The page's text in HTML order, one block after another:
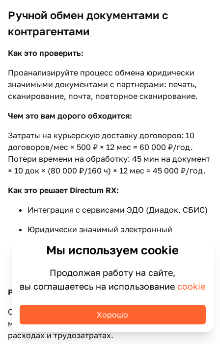
Ручной обмен документами с
контрагентами
Как это проверить:
Проанализируйте процесс обмена юридически
значимыми документами с партнерами: печать,
сканирование, почта, повторное сканирование.
Чем это вам дорого обходится:
Затраты на курьерскую доставку договоров: 10
договоров/мес × 500 ₽ × 12 мес = 60 000 ₽/год.
Потери времени на обработку: 45 мин на документ
× 10 док × (80 000 ₽/160 ч) × 12 мес = 45 000 ₽/год.
Как это решает Directum RX:
Интеграция с сервисами ЭДО (Диадок, СБИС)
Юридически значимый электронный
документов от контрагентов
Результат после внедрения:
Сокращение времени обмена с 3-5 дней до 15
минут. Экономия 100 000 ₽/год на курьерских
расходах и трудозатратах.
Мы используем cookie
Продолжая работу на сайте,
вы соглашаетесь на использование cookie
Хорошо